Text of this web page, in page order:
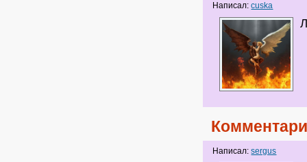
Написал:cuska
Написал:sergus